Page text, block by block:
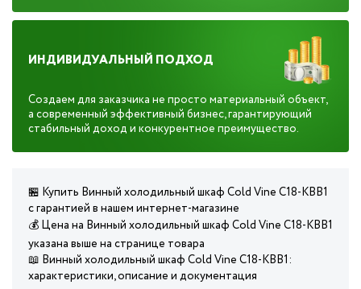
ИНДИВИДУАЛЬНЫЙ ПОДХОД
Создаем для заказчика не просто материальный объект,
а современный эффективный бизнес, гарантирующий
стабильный доход и конкурентное преимущество.
🏪 Купить Винный холодильный шкаф Cold Vine C18-KBB1
с гарантией в нашем интернет-магазине
💰 Цена на Винный холодильный шкаф Cold Vine C18-KBB1
указана выше на странице товара
📖 Винный холодильный шкаф Cold Vine C18-KBB1:
характеристики, описание и документация